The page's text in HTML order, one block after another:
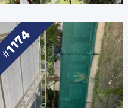
1174